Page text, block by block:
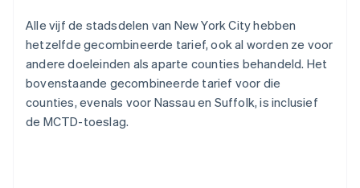
Alle vijf de stadsdelen van New York City hebben
hetzelfde gecombineerde tarief, ook al worden ze voor
andere doeleinden als aparte counties behandeld. Het
bovenstaande gecombineerde tarief voor die
counties, evenals voor Nassau en Suffolk, is inclusief
de MCTD-toeslag.